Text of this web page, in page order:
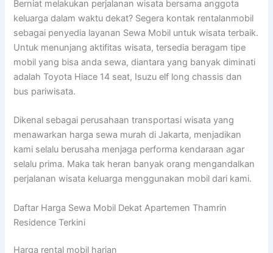
Berniat melakukan perjalanan wisata bersama anggota
keluarga dalam waktu dekat? Segera kontak rentalanmobil
sebagai penyedia layanan Sewa Mobil untuk wisata terbaik.
Untuk menunjang aktifitas wisata, tersedia beragam tipe
mobil yang bisa anda sewa, diantara yang banyak diminati
adalah Toyota Hiace 14 seat, Isuzu elf long chassis dan
bus pariwisata.
Dikenal sebagai perusahaan transportasi wisata yang
menawarkan harga sewa murah di Jakarta, menjadikan
kami selalu berusaha menjaga performa kendaraan agar
selalu prima. Maka tak heran banyak orang mengandalkan
perjalanan wisata keluarga menggunakan mobil dari kami.
Daftar Harga Sewa Mobil Dekat Apartemen Thamrin
Residence Terkini
Harga rental mobil harian